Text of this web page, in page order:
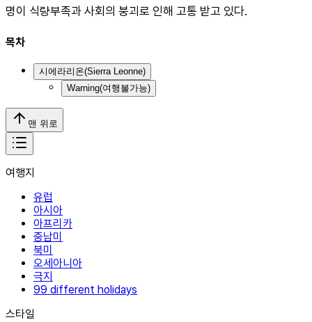
명이 식량부족과 사회의 붕괴로 인해 고통 받고 있다.
목차
시에라리온(Sierra Leonne)
Warning(여행불가능)
맨 위로
여행지
유럽
아시아
아프리카
중남미
북미
오세아니아
극지
99 different holidays
스타일